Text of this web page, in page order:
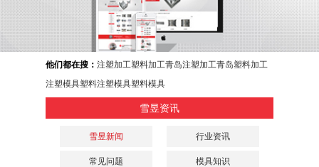
他们都在搜： 注塑加工塑料加工青岛注塑加工青岛塑料加工
注塑模具塑料注塑模具塑料模具
雪昱资讯
雪昱新闻 行业资讯
常见问题 模具知识